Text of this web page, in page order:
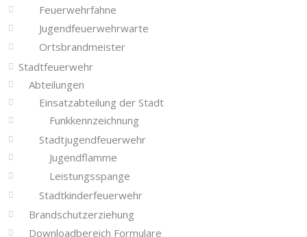
Feuerwehrfahne
Jugendfeuerwehrwarte
Ortsbrandmeister
Stadtfeuerwehr
Abteilungen
Einsatzabteilung der Stadt
Funkkennzeichnung
Stadtjugendfeuerwehr
Jugendflamme
Leistungsspange
Stadtkinderfeuerwehr
Brandschutzerziehung
Downloadbereich Formulare